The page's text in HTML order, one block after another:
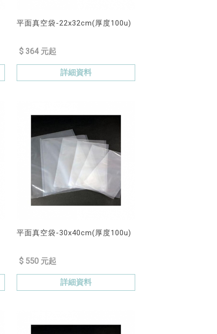
平面真空袋-22x32cm(厚度100u)
$ 364 元起
詳細資料
平面真空袋-30x40cm(厚度100u)
$ 550 元起
詳細資料